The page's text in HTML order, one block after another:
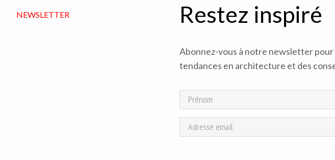
NEWSLETTER Restez inspiré
Abonnez-vous à notre newsletter
tendances en architecture et des